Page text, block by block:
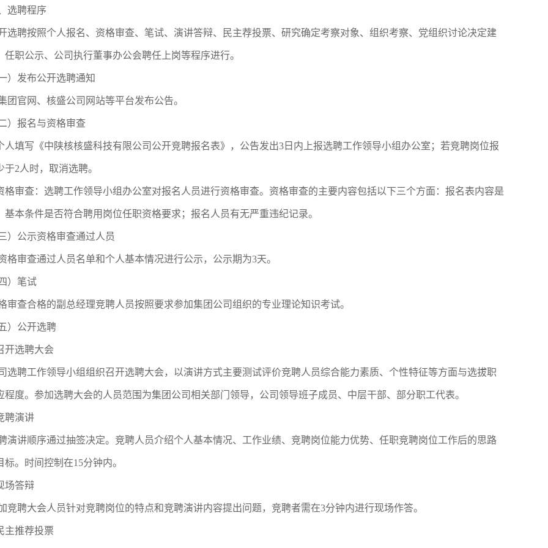
选聘程序
选聘按照个人报名、资格审查、笔试、演讲答辩、民主荐投票、研究确定考察对象、组织考察、党组织讨论决定建
任职公示、公司执行董事办公会聘任上岗等程序进行。
）发布公开选聘通知
团官网、核盛公司网站等平台发布公告。
）报名与资格审查
人填写《中陕核核盛科技有限公司公开竞聘报名表》，公告发出3日内上报选聘工作领导小组办公室；若竞聘岗位报
于2人时，取消选聘。
格审查：选聘工作领导小组办公室对报名人员进行资格审查。资格审查的主要内容包括以下三个方面：报名表内容是
基本条件是否符合聘用岗位任职资格要求；报名人员有无严重违纪记录。
）公示资格审查通过人员
格审查通过人员名单和个人基本情况进行公示，公示期为3天。
）笔试
审查合格的副总经理竞聘人员按照要求参加集团公司组织的专业理论知识考试。
）公开选聘
开选聘大会
选聘工作领导小组组织召开选聘大会，以演讲方式主要测试评价竞聘人员综合能力素质、个性特征等方面与选拔职
程度。参加选聘大会的人员范围为集团公司相关部门领导，公司领导班子成员、中层干部、部分职工代表。
聘演讲
演讲顺序通过抽签决定。竞聘人员介绍个人基本情况、工作业绩、竞聘岗位能力优势、任职竞聘岗位工作后的思路
标。时间控制在15分钟内。
场答辩
竞聘大会人员针对竞聘岗位的特点和竞聘演讲内容提出问题，竞聘者需在3分钟内进行现场作答。
主推荐投票